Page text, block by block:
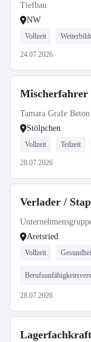
Tiefbau
NW
Vollzeit
24.07.2026
Mischerfahrer
Tamara Grafe
Stölpchen
Vollzeit Teilzeit
28.07.2026
Verlader /
Aretsried
Vollzeit
28.07.2026